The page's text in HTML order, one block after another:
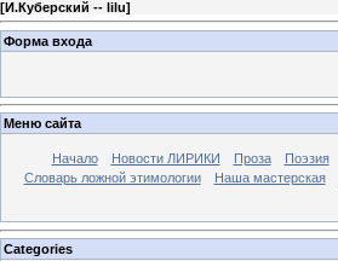
[И.Куберский -- lilu]
Форма входа
Меню сайта
Начало Новости ЛИРИКИ Проза Поэзия
Словарь ложной этимологии
Наша мастерская
Categories